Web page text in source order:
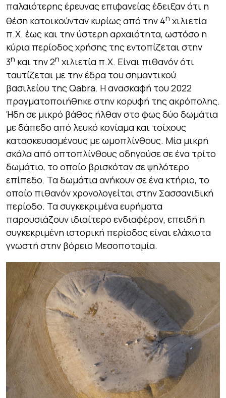
παλαιότερης έρευνας επιφανείας έδειξαν ότι η
θέση κατοικούνταν κυρίως από την 4η χιλιετία
π.Χ. έως και την ύστερη αρχαιότητα, ωστόσο η
κύρια περίοδος χρήσης της εντοπίζεται στην
3η και την 2η χιλιετία π.Χ. Είναι πιθανόν ότι
ταυτίζεται με την έδρα του σημαντικού
βασιλείου της Qabra. Η ανασκαφή του 2022
πραγματοποιήθηκε στην κορυφή της ακρόπολης.
Ήδη σε μικρό βάθος ήλθαν στο φως δύο δωμάτια
με δάπεδο από λευκό κονίαμα και τοίχους
κατασκευασμένους με ωμοπλίνθους. Μία μικρή
σκάλα από οπτοπλίνθους οδηγούσε σε ένα τρίτο
δωμάτιο, το οποίο βρισκόταν σε ψηλότερο
επίπεδο. Τα δωμάτια ανήκουν σε ένα κτήριο, το
οποίο πιθανόν χρονολογείται στην Σασσανιδική
περίοδο. Τα συγκεκριμένα ευρήματα
παρουσιάζουν ιδιαίτερο ενδιαφέρον, επειδή η
συγκεκριμένη ιστορική περίοδος είναι ελάχιστα
γνωστή στην βόρειο Μεσοποταμία.